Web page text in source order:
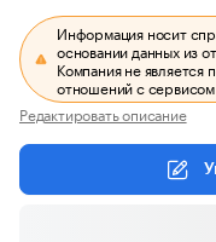
Информация носит
основании данных из
Компания не является
отношений с
Редактировать описание